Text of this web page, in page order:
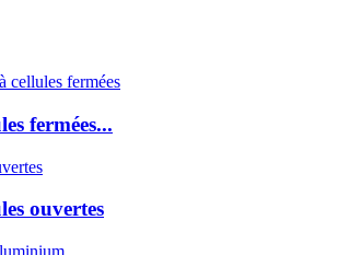
fermées...
ouvertes